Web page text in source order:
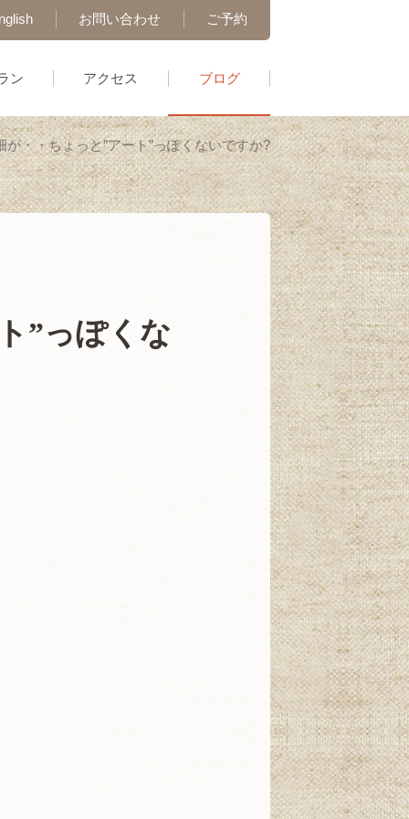
ご予約
お問い合わせ
ン アクセス ブログ
が・・ちょっと”アート”っぽくないですか?
”っぽくな